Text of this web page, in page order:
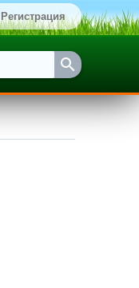
Регистрация